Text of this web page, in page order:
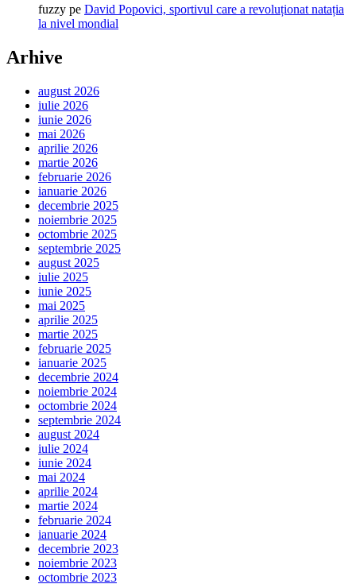
fuzzy pe David Popovici, sportivul care a revoluționat natația
la nivel mondial
Arhive
august 2026
iulie 2026
iunie 2026
mai 2026
aprilie 2026
martie 2026
februarie 2026
ianuarie 2026
decembrie 2025
noiembrie 2025
octombrie 2025
septembrie 2025
august 2025
iulie 2025
iunie 2025
mai 2025
aprilie 2025
martie 2025
februarie 2025
ianuarie 2025
decembrie 2024
noiembrie 2024
octombrie 2024
septembrie 2024
august 2024
iulie 2024
iunie 2024
mai 2024
aprilie 2024
martie 2024
februarie 2024
ianuarie 2024
decembrie 2023
noiembrie 2023
octombrie 2023